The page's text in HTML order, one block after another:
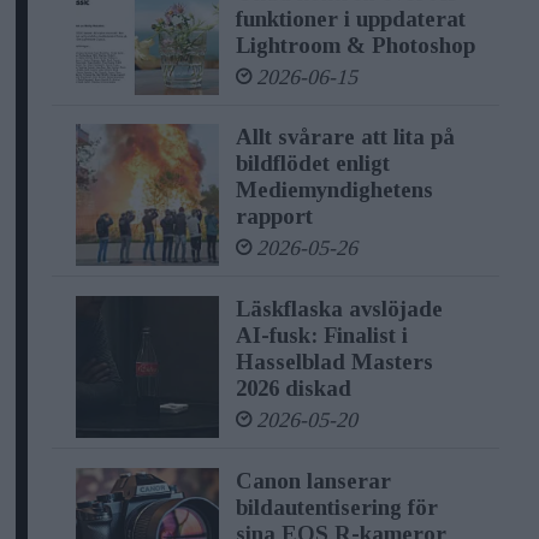
characteristics), and AI that
manipulates human behaviour or
exploits people’s vulnerabilities will
also be forbidden.
Law enforcement exemptions
The use of biometric identification
systems (RBI) by law enforcement is
prohibited in principle, except in
exhaustively listed and narrowly
defined situations. “Real-time” RBI can
only be deployed if strict safeguards
are met, e.g. its use is limited in time
funktioner i uppdaterat
Lightroom & Photoshop
2026-06-15
Allt svårare att lita på
bildflödet enligt
Mediemyndighetens
rapport
2026-05-26
Läskflaska avslöjade
AI-fusk: Finalist i
Hasselblad Masters
2026 diskad
2026-05-20
Canon lanserar
bildautentisering för
sina EOS R-kameror